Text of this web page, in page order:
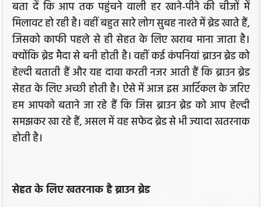
बता दें कि आप तक पहुंचने वाली हर खाने-पीने की चीजों में
मिलावट हो रही है। वहीं बहुत सारे लोग सुबह नाश्ते में ब्रेड खाते हैं,
जिसको काफी पहले से ही सेहत के लिए खराब माना जाता है।
क्योंकि ब्रेड मैदा से बनी होती है। वहीं कई कंपनियां ब्राउन ब्रेड को
हेल्दी बताती हैं और यह दावा करती नजर आती हैं कि ब्राउन ब्रेड
सेहत के लिए अच्छी होती है। ऐसे में आज इस आर्टिकल के जरिए
हम आपको बताने जा रहे हैं कि जिस ब्राउन ब्रेड को आप हेल्दी
समझकर खा रहे हैं, असल में वह सफेद ब्रेड से भी ज्यादा खतरनाक
होती है।
सेहत के लिए खतरनाक है ब्राउन ब्रेड